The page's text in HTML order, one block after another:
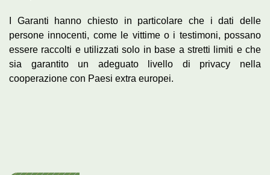
I Garanti hanno chiesto in particolare che i dati delle
persone innocenti, come le vittime o i testimoni, possano
essere raccolti e utilizzati solo in base a stretti limiti e che
sia garantito un adeguato livello di privacy nella
cooperazione con Paesi extra europei.